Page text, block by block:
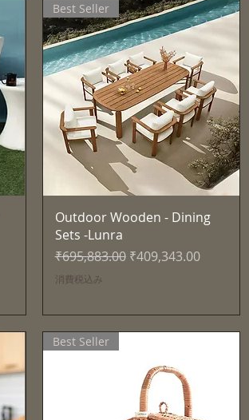
クイックビュー
Best Seller
Outdoor Wooden - Dining
Sets -Lunra
通常価格
₹695,883.00 セール価格
₹409,343.00
消費税込み
Best Seller